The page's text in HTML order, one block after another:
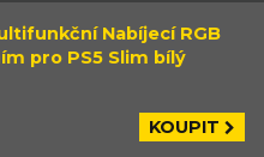
Nabíjecí RGB
pro PS5 Slim bílý
KOUPIT